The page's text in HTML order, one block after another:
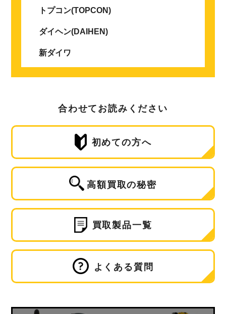
トプコン(TOPCON)
ダイヘン(DAIHEN)
新ダイワ
合わせてお読みください
初めての方へ
高額買取の秘密
買取製品一覧
よくある質問